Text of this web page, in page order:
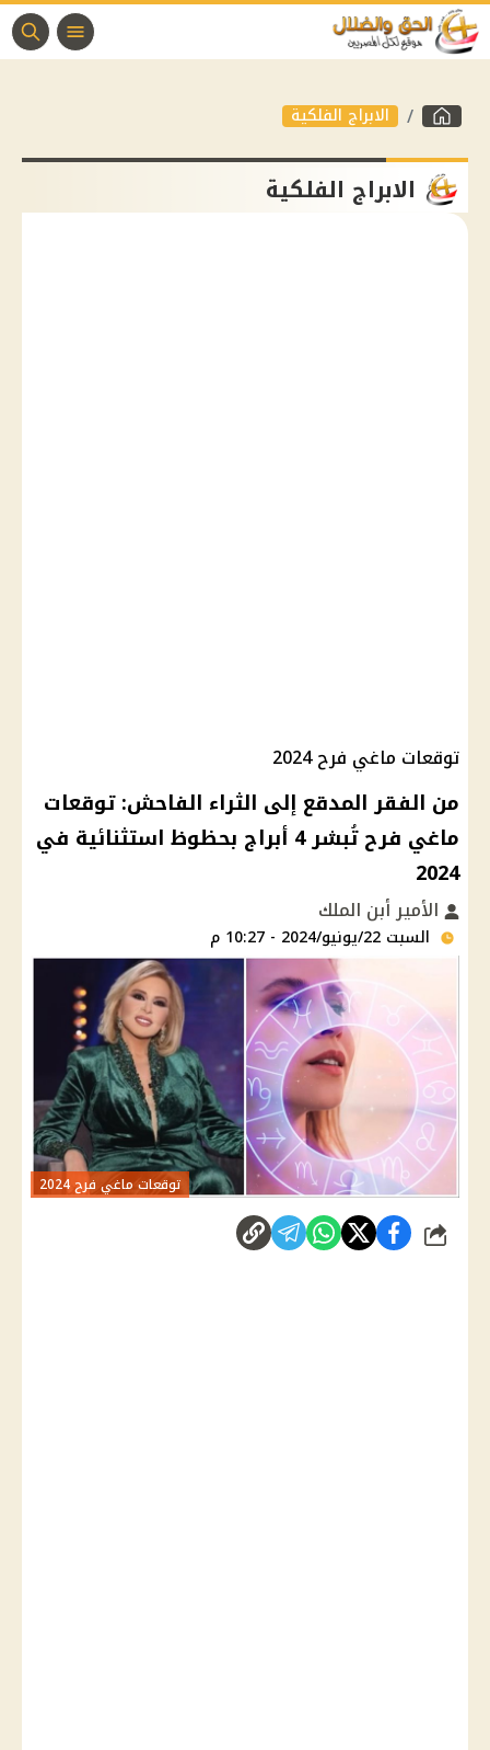
الابراج الفلكية
الابراج الفلكية
توقعات ماغي فرح 2024
من الفقر المدقع إلى الثراء الفاحش: توقعات
ماغي فرح تُبشر 4 أبراج بحظوظ استثنائية في
2024
الأمير أبن الملك
السبت 22/يونيو/2024 - 10:27 م
توقعات ماغي فرح 2024
شارك